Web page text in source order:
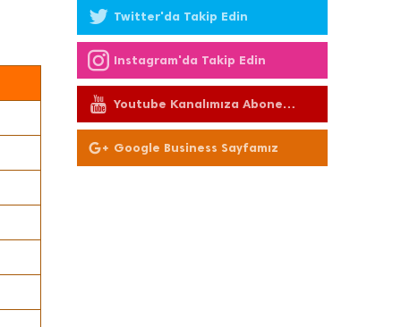
Twitter'da Takip Edin
Instagram'da Takip Edin
Youtube Kanalımıza Abone
Olun
Google Business Sayfamız